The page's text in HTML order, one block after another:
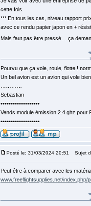
cette fois.
*** En tous les cas, niveau rapport
avec ce rendu papier japon en +
Mais faut pas être pressé… ça
Pourvu que ça vole, roule, flotte !
Un bel avion est un avion qui vole
Sebastian
••••••••••••••••••••
Vends module émission 2.4 ghz
••••••••••••••••••••
Posté le: 31/03/2024 20:51 Sujet
Peut être à comparer avec les
www.freeflightsupplies.net/